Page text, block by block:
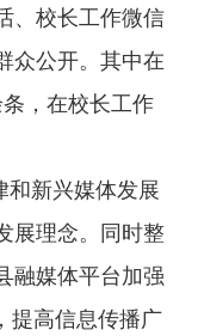
校长工作微信
众公开。其中在
，在校长工作
和新兴媒体发展
展理念。同时整
融媒体平台加强
提高信息传播广